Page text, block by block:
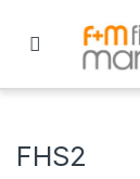
FHS2